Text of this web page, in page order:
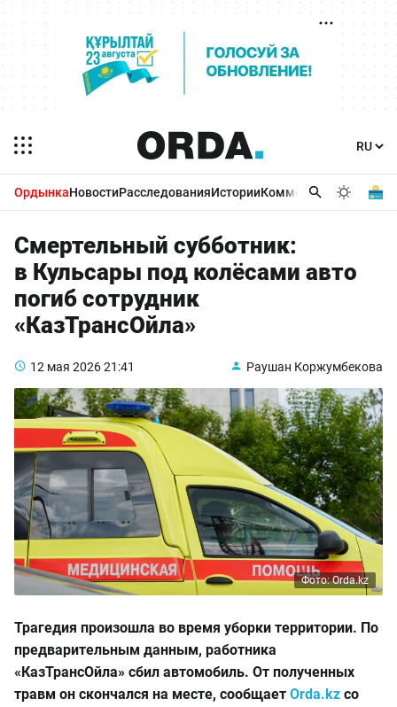
ОрдынкаНовостиРасследованияИсторииКомментарииБизнес
Смертельный субботник:
в Кульсары под колёсами авто
погиб сотрудник
«КазТрансОйла»
12 мая 202621:41 Раушан Коржумбекова
Фото: Orda.kz
Трагедия произошла во время уборки территории. По
предварительным данным, работника
«КазТрансОйла» сбил автомобиль. От полученных
травм он скончался на месте, сообщает Orda.kz со